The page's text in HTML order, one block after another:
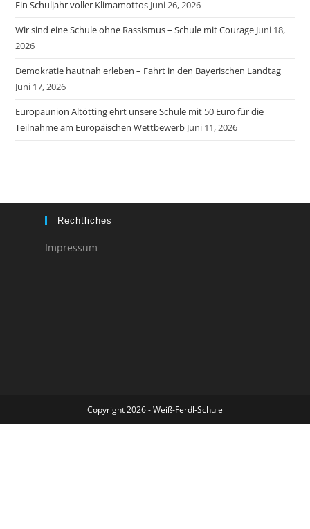
Ein Schuljahr voller Klimamottos Juni 26, 2026
Wir sind eine Schule ohne Rassismus – Schule mit Courage Juni 18,
2026
Demokratie hautnah erleben – Fahrt in den Bayerischen Landtag
Juni 17, 2026
Europaunion Altötting ehrt unsere Schule mit 50 Euro für die
Teilnahme am Europäischen Wettbewerb Juni 11, 2026
Rechtliches
Impressum
Copyright 2026 - Weiß-Ferdl-Schule